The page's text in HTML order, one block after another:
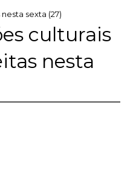
sexta (27)
culturais
nesta